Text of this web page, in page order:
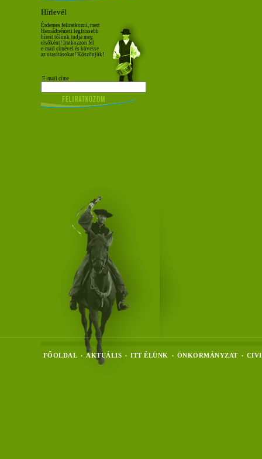
Hírlevél
Érdemes feliratkozni, mert
Hernádnémeti legfrissebb
híreit tőlünk tudja meg
elsőként! Iratkozzon fel
e-mail címével és kövesse
az utasításokat! Köszönjük!
E-mail címe
FŐOLDAL • AKTUÁLIS • ITT ÉLÜNK • ÖNKORMÁNYZAT •